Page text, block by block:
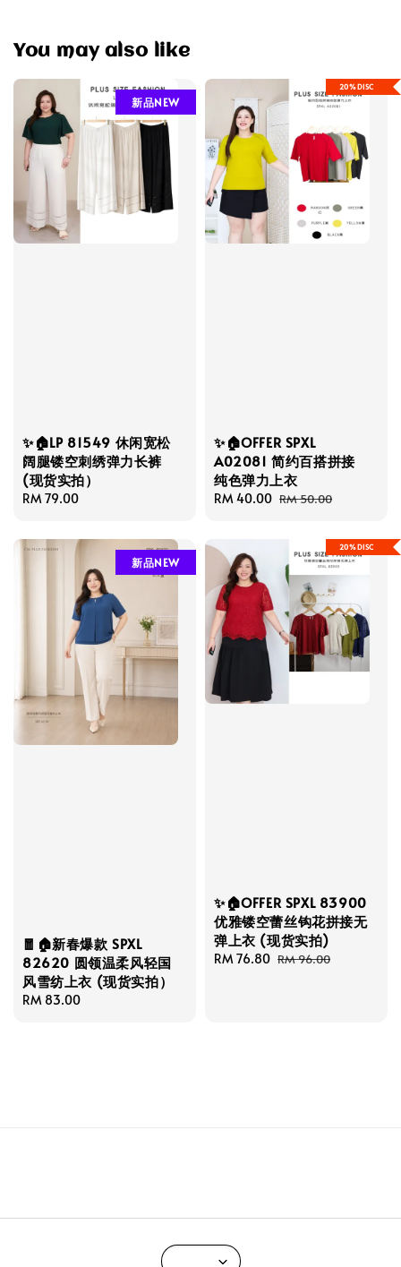
You may also like
新品NEW
✨🏠LP 81549 休闲宽松
阔腿镂空刺绣弹力长裤
(现货实拍）
Regular
RM 79.00
20%DISC
✨🏠OFFER SPXL
A02081 简约百搭拼接
纯色弹力上衣
Sale
RM 40.00 Regular
RM 50.00
新品NEW
🧧🏠新春爆款 SPXL
82620 圆领温柔风轻国
风雪纺上衣 (现货实拍）
Regular
RM 83.00
20%DISC
✨🏠OFFER SPXL 83900
优雅镂空蕾丝钩花拼接无
弹上衣 (现货实拍)
Sale
RM 76.80 Regular
RM 96.00